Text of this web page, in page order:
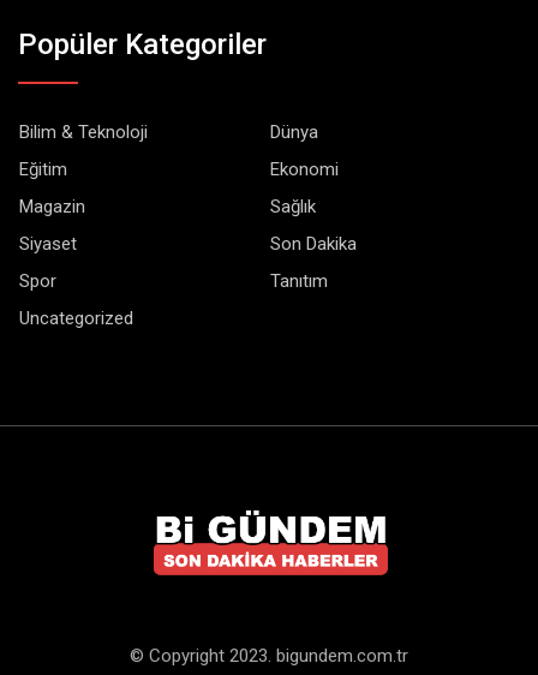
Popüler Kategoriler
Bilim & Teknoloji
Dünya
Eğitim
Ekonomi
Magazin
Sağlık
Siyaset
Son Dakika
Spor
Tanıtım
Uncategorized
© Copyright 2023. bigundem.com.tr